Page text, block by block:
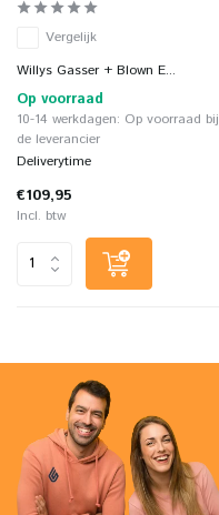
Vergelijk
Willys Gasser + Blown E...
Op voorraad
10-14 werkdagen: Op voorraad bij
de leverancier
Deliverytime
€109,95
Incl. btw